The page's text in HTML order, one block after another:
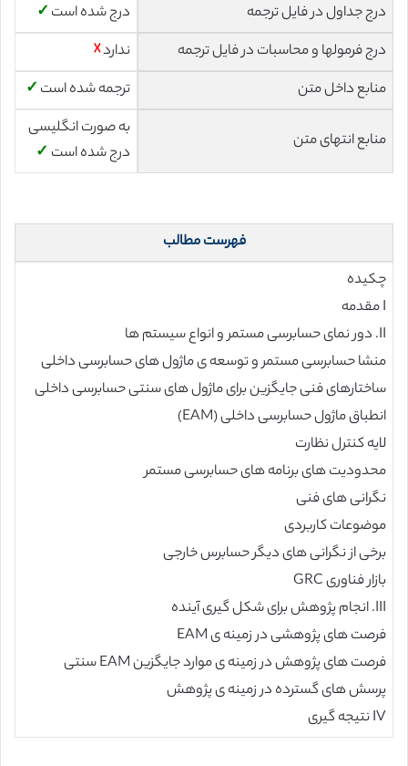
درج جداول در فایل ترجمه
درج شده است ✓
درج فرمولها و محاسبات در فایل ترجمه
ندارد☓
منابع داخل متن
ترجمه شده است ✓
منابع انتهای متن
به صورت انگلیسی
درج شده است ✓
فهرست مطالب
چکیده
I مقدمه
II. دور نمای حسابرسی مستمر و انواع سیستم ها
منشا حسابرسی مستمر و توسعه ی ماژول های حسابرسی داخلی
ساختارهای فنی جایگزین برای ماژول های سنتی حسابرسی داخلی
انطباق ماژول حسابرسی داخلی (EAM)
لایه کنترل نظارت
محدودیت های برنامه های حسابرسی مستمر
نگرانی های فنی
موضوعات کاربردی
برخی از نگرانی های دیگر حسابرس خارجی
بازار فناوری GRC
III. انجام پژوهش برای شکل گیری آینده
فرصت های پژوهشی در زمینه ی EAM
فرصت های پژوهش در زمینه ی موارد جایگزین EAM سنتی
پرسش های گسترده در زمینه ی پژوهش
IV نتیجه گیری